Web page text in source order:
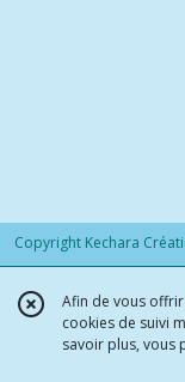
Copyright Kechara
Afin de vous
cookies de suivi
savoir plus, vous